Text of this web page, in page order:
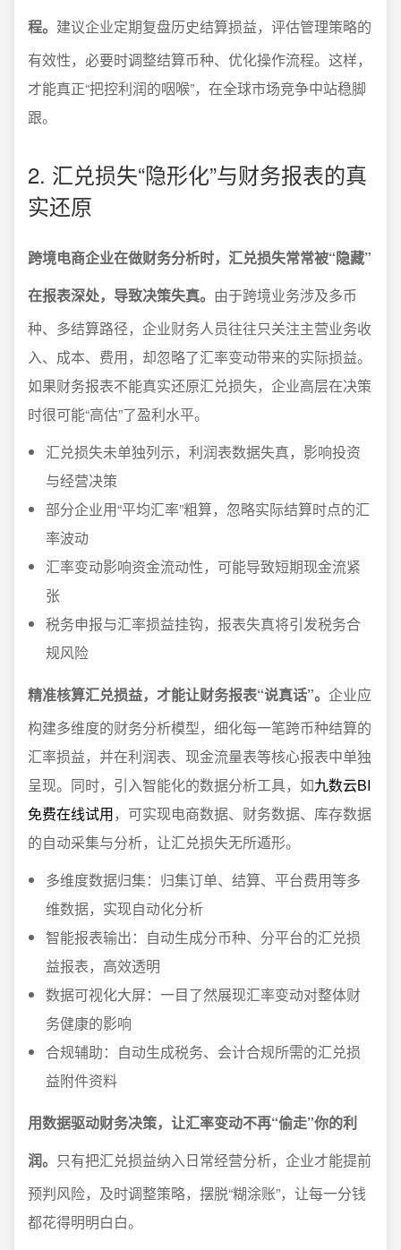
程。 建议企业定期复盘历史结算损益，评估管理策略的
有效性，必要时调整结算币种、优化操作流程。这样，
才能真正“把控利润的咽喉”，在全球市场竞争中站稳脚
跟。
2. 汇兑损失“隐形化”与财务报表的真
实还原
跨境电商企业在做财务分析时，汇兑损失常常被“隐藏”
在报表深处，导致决策失真。 由于跨境业务涉及多币
种、多结算路径，企业财务人员往往只关注主营业务收
入、成本、费用，却忽略了汇率变动带来的实际损益。
如果财务报表不能真实还原汇兑损失，企业高层在决策
时很可能“高估”了盈利水平。
汇兑损失未单独列示，利润表数据失真，影响投资
与经营决策
部分企业用“平均汇率”粗算，忽略实际结算时点的汇
率波动
汇率变动影响资金流动性，可能导致短期现金流紧
张
税务申报与汇率损益挂钩，报表失真将引发税务合
规风险
精准核算汇兑损益，才能让财务报表“说真话”。 企业应
构建多维度的财务分析模型，细化每一笔跨币种结算的
汇率损益，并在利润表、现金流量表等核心报表中单独
呈现。同时，引入智能化的数据分析工具，如九数云BI
免费在线试用，可实现电商数据、财务数据、库存数据
的自动采集与分析，让汇兑损失无所遁形。
多维度数据归集：归集订单、结算、平台费用等多
维数据，实现自动化分析
智能报表输出：自动生成分币种、分平台的汇兑损
益报表，高效透明
数据可视化大屏：一目了然展现汇率变动对整体财
务健康的影响
合规辅助：自动生成税务、会计合规所需的汇兑损
益附件资料
用数据驱动财务决策，让汇率变动不再“偷走”你的利
润。 只有把汇兑损益纳入日常经营分析，企业才能提前
预判风险，及时调整策略，摆脱“糊涂账”，让每一分钱
都花得明明白白。